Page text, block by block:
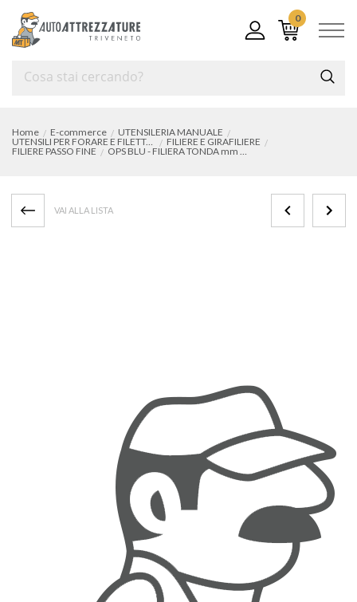
0
Home E-commerce
UTENSILERIA MANUALE
UTENSILI PER FORARE E FILETTARE
FILIERE E GIRAFILIERE
FILIERE PASSO FINE
OPS BLU - FILIERA TONDA mm 26x2 PASSO FINE
VAI ALLA LISTA